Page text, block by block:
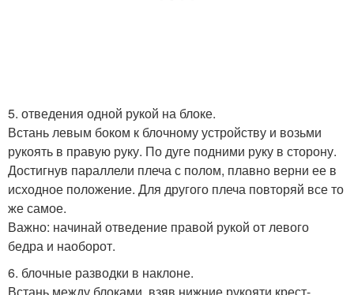
5. отведения одной рукой на блоке.
Встань левым боком к блочному устройству и возьми
рукоять в правую руку. По дуге подними руку в сторону.
Достигнув параллели плеча с полом, плавно верни ее в
исходное положение. Для другого плеча повторяй все то
же самое.
Важно: начинай отведение правой рукой от левого
бедра и наоборот.
6. блочные разводки в наклоне.
Встань между блоками, взяв нижние рукояти крест-